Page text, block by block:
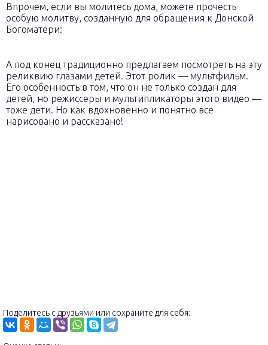
Впрочем, если вы молитесь дома, можете прочесть
особую молитву, созданную для обращения к Донской
Богоматери:
А под конец традиционно предлагаем посмотреть на эту
реликвию глазами детей. Этот ролик — мультфильм.
Его особенность в том, что он не только создан для
детей, но режиссеры и мультипликаторы этого видео —
тоже дети. Но как вдохновенно и понятно все
нарисовано и рассказано!
Поделитесь с друзьями или сохраните для себя: